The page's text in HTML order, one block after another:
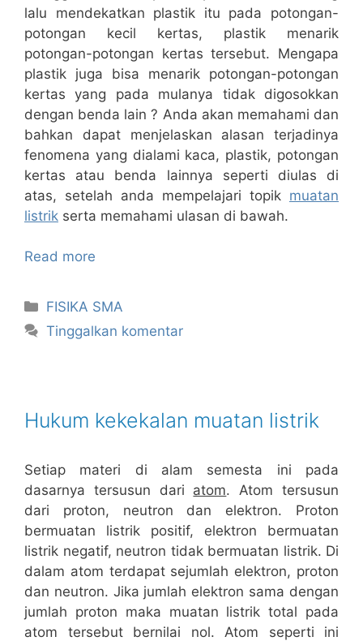
lalu mendekatkan plastik itu pada potongan-
potongan kecil kertas, plastik menarik
potongan-potongan kertas tersebut. Mengapa
plastik juga bisa menarik potongan-potongan
kertas yang pada mulanya tidak digosokkan
dengan benda lain ? Anda akan memahami dan
bahkan dapat menjelaskan alasan terjadinya
fenomena yang dialami kaca, plastik, potongan
kertas atau benda lainnya seperti diulas di
atas, setelah anda mempelajari topik muatan
listrik serta memahami ulasan di bawah.
Read more
Kategori
FISIKA SMA
Tinggalkan komentar
Hukum kekekalan muatan listrik
Setiap materi di alam semesta ini pada
dasarnya tersusun dari atom. Atom tersusun
dari proton, neutron dan elektron. Proton
bermuatan listrik positif, elektron bermuatan
listrik negatif, neutron tidak bermuatan listrik. Di
dalam atom terdapat sejumlah elektron, proton
dan neutron. Jika jumlah elektron sama dengan
jumlah proton maka muatan listrik total pada
atom tersebut bernilai nol. Atom seperti ini